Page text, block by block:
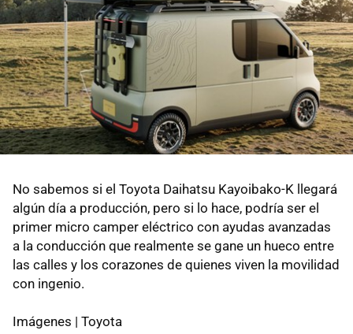
No sabemos si el Toyota Daihatsu Kayoibako-K llegará
algún día a producción, pero si lo hace, podría ser el
primer micro camper eléctrico con ayudas avanzadas
a la conducción que realmente se gane un hueco entre
las calles y los corazones de quienes viven la movilidad
con ingenio.
Imágenes | Toyota